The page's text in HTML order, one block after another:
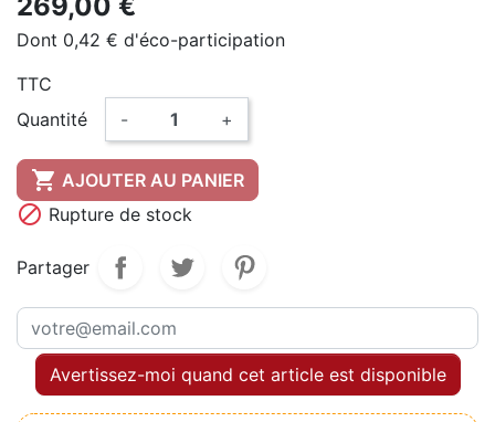
Dont 0,42 € d'éco-participation
TTC
Quantité
- +
 AJOUTER AU PANIER
 Rupture de stock
Partager
Avertissez-moi quand cet article est disponible